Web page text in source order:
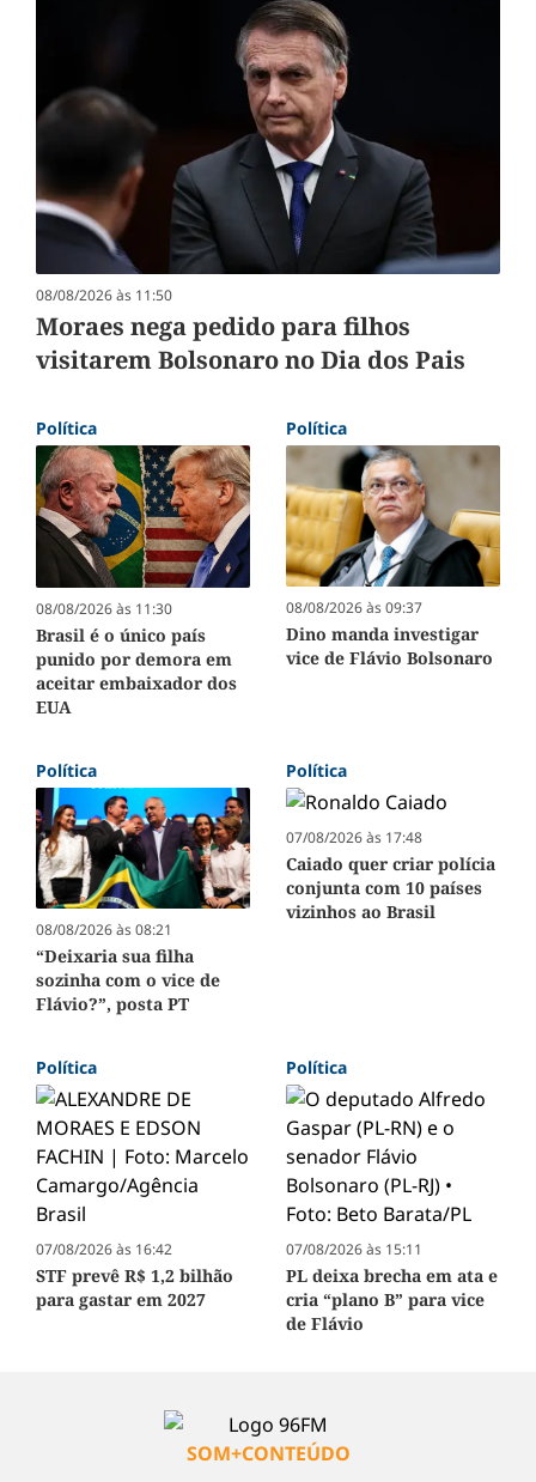
08/08/2026 às 11:50
Moraes nega pedido para filhos
visitarem Bolsonaro no Dia dos Pais
Política
08/08/2026 às 11:30
Brasil é o único país
punido por demora em
aceitar embaixador dos
EUA
Política
08/08/2026 às 09:37
Dino manda investigar
vice de Flávio Bolsonaro
Política
08/08/2026 às 08:21
“Deixaria sua filha
sozinha com o vice de
Flávio?”, posta PT
Política
07/08/2026 às 17:48
Caiado quer criar polícia
conjunta com 10 países
vizinhos ao Brasil
Política
07/08/2026 às 16:42
STF prevê R$ 1,2 bilhão
para gastar em 2027
Política
07/08/2026 às 15:11
PL deixa brecha em ata e
cria “plano B” para vice
de Flávio
SOM+CONTEÚDO